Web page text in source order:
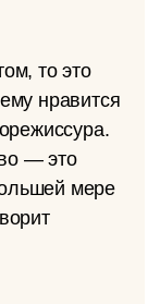
то это
нравится
— это
мере